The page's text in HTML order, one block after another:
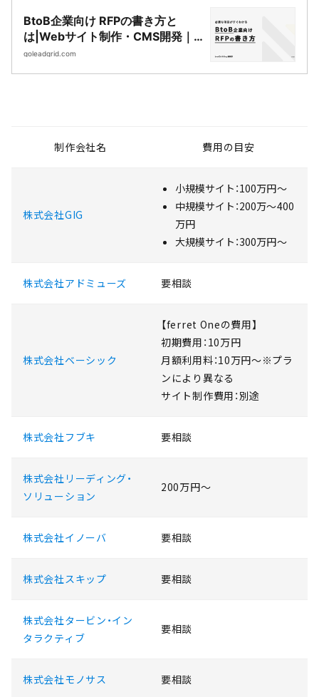
BtoB企業向け RFPの書き方と
は|Webサイト制作・CMS開発｜
LeadGrid
goleadgrid.com
制作会社名 費用の目安
株式会社GIG
小規模サイト：100万円〜
中規模サイト：200万〜400
万円
大規模サイト：300万円〜
株式会社アドミューズ 要相談
株式会社ベーシック
【ferret Oneの費用】
初期費用：10万円
月額利用料：10万円～※プラ
ンにより異なる
サイト制作費用：別途
株式会社フブキ 要相談
株式会社リーディング・
ソリューション
200万円〜
株式会社イノーバ 要相談
株式会社スキップ 要相談
株式会社タービン・イン
タラクティブ
要相談
株式会社モノサス 要相談